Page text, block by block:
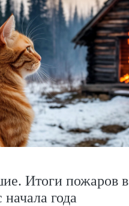
Итоги пожаров в
года